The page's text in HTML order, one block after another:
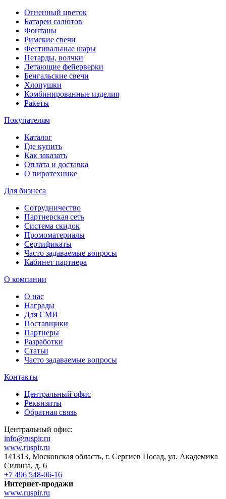
Огненный цветок
Батареи салютов
Фонтаны
Римские свечи
Фестивальные шары
Петарды, волчки
Летающие фейерверки
Бенгальские свечи
Хлопушки
Комбинированные изделия
Ракеты
Покупателям
Каталог
Где купить
Как заказать
Оплата и доставка
О пиротехнике
Для бизнеса
Сотрудничество
Партнерская сеть
Система скидок
Промоматериалы
Сертификаты
Часто задаваемые вопросы
Кабинет партнера
О компании
О нас
Награды
Для СМИ
Поставщики
Партнеры
Разработки
Статьи
Часто задаваемые вопросы
Контакты
Центральный офис
Реквизиты
Обратная связь
Центральный офис:
info@ruspir.ru
www.ruspir.ru
141313, Московская область, г. Сергиев Посад, ул. Академика
Силина, д. 6
+7 496 548-06-16
Интернет-продажи
www.ruspir.ru